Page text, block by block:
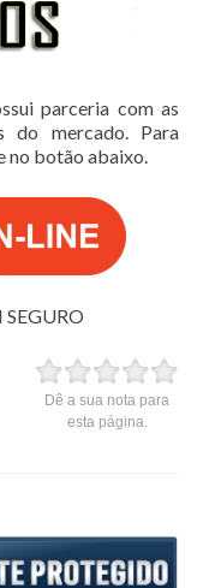
parceria com as
do mercado. Para
no botão abaixo.
Dê a sua nota para
esta página.